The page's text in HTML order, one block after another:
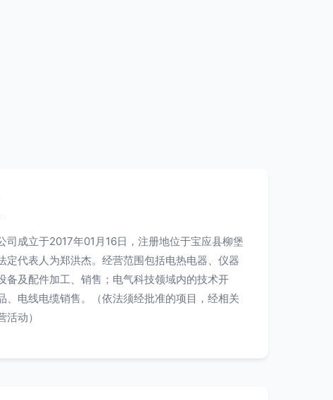
司成立于2017年01月16日，注册地位于宝应县柳堡
定代表人为郑洪杰。经营范围包括电热电器、仪器
备及配件加工、销售；电气科技领域内的技术开
、电线电缆销售。（依法须经批准的项目，经相关
动）